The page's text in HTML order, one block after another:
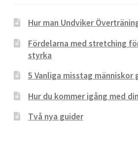
Hur man Undviker
Fördelarna med stretching
styrka
5 Vanliga misstag människor
Hur du kommer igång med
Två nya guider